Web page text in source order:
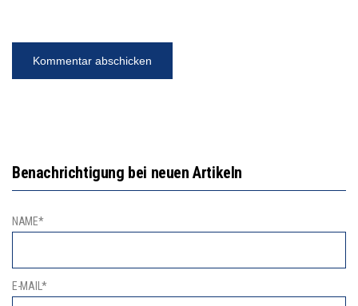
Benachrichtigung bei neuen Artikeln
NAME*
E-MAIL*